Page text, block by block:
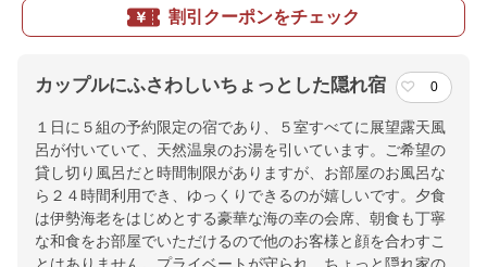
割引クーポンをチェック
カップルにふさわしいちょっとした隠れ宿 0
１日に５組の予約限定の宿であり、５室すべてに展望露天風
呂が付いていて、天然温泉のお湯を引いています。ご希望の
貸し切り風呂だと時間制限がありますが、お部屋のお風呂な
ら２４時間利用でき、ゆっくりできるのが嬉しいです。夕食
は伊勢海老をはじめとする豪華な海の幸の会席、朝食も丁寧
な和食をお部屋でいただけるので他のお客様と顔を合わすこ